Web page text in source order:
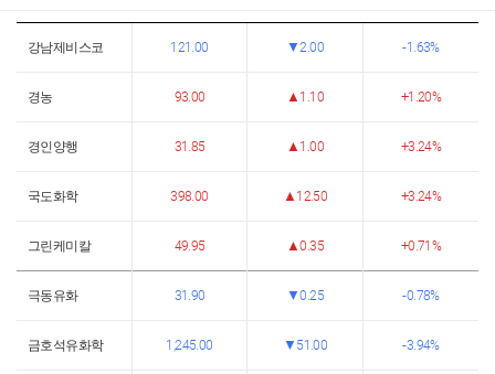
강남제비스코 121.00 2.00 1.63%
경농 93.00 1.10 1.20%
경인양행 31.85 1.00 3.24%
국도화학 398.00 12.50 3.24%
그린케미칼 49.95 0.35 0.71%
극동유화 31.90 0.25 0.78%
금호석유화학 1,245.00 51.00 3.94%